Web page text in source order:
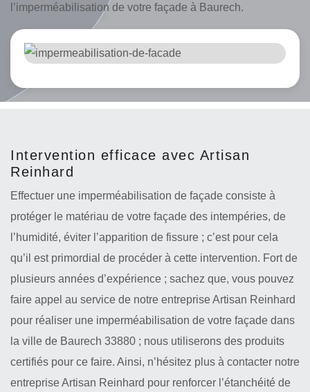
l’imperméabilisation de votre façade à Baurech.
Intervention efficace avec Artisan
Reinhard
Effectuer une imperméabilisation de façade consiste à
protéger le matériau de votre façade des intempéries, de
l’humidité, éviter l’apparition de fissure ; c’est pour cela
qu’il est primordial de procéder à cette intervention. Fort de
plusieurs années d’expérience ; sachez que, vous pouvez
faire appel au service de notre entreprise Artisan Reinhard
pour réaliser une imperméabilisation de votre façade dans
la ville de Baurech 33880 ; nous utiliserons des produits
certifiés pour ce faire. Ainsi, n’hésitez plus à contacter notre
entreprise Artisan Reinhard pour renforcer l’étanchéité de